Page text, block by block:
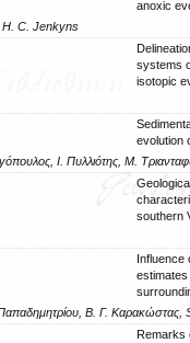
anoxic
H. C. Jenkyns
systems
isotopic
evolution
Ι. Πυλλιότης, Μ.
southern
Β. Γ. Καρακώστας,
Remarks